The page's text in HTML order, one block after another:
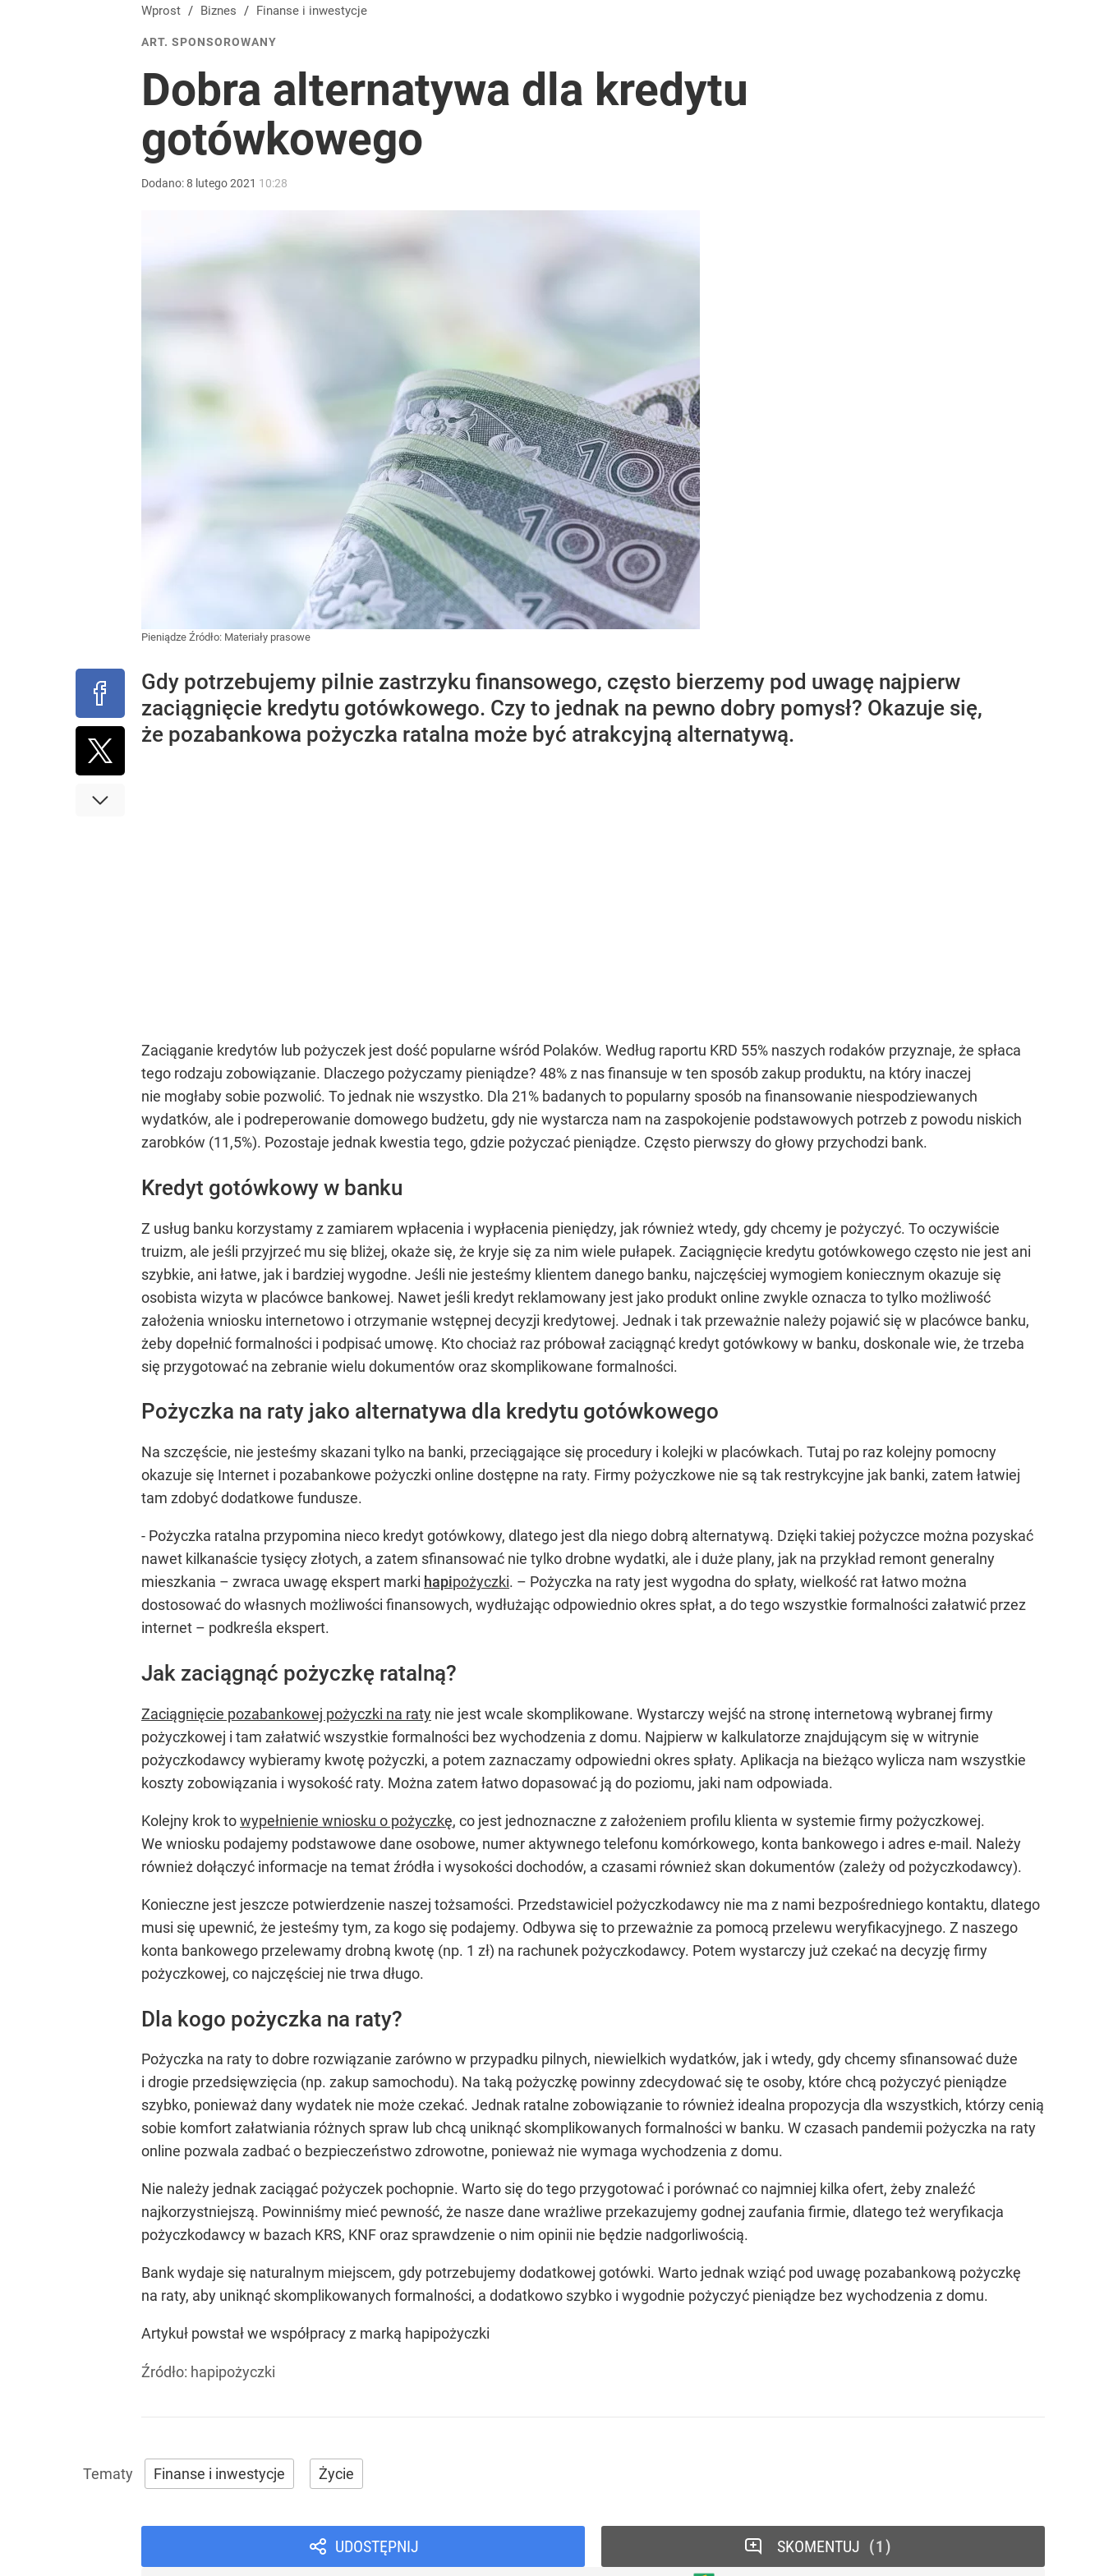
Wprost / Biznes / Finanse i inwestycje
ART. SPONSOROWANY
Dobra alternatywa dla kredytu
gotówkowego
Dodano:8 lutego2021 10:28
Pieniądze Źródło: Materiały prasowe
Gdy potrzebujemy pilnie zastrzyku finansowego, często bierzemy pod uwagę najpierw
zaciągnięcie kredytu gotówkowego. Czy to jednak na pewno dobry pomysł? Okazuje się,
że pozabankowa pożyczka ratalna może być atrakcyjną alternatywą.
Zaciąganie kredytów lub pożyczek jest dość popularne wśród Polaków. Według raportu KRD 55% naszych rodaków przyznaje, że spłaca
tego rodzaju zobowiązanie. Dlaczego pożyczamy pieniądze? 48% z nas finansuje w ten sposób zakup produktu, na który inaczej
nie mogłaby sobie pozwolić. To jednak nie wszystko. Dla 21% badanych to popularny sposób na finansowanie niespodziewanych
wydatków, ale i podreperowanie domowego budżetu, gdy nie wystarcza nam na zaspokojenie podstawowych potrzeb z powodu niskich
zarobków (11,5%). Pozostaje jednak kwestia tego, gdzie pożyczać pieniądze. Często pierwszy do głowy przychodzi bank.
Kredyt gotówkowy w banku
Z usług banku korzystamy z zamiarem wpłacenia i wypłacenia pieniędzy, jak również wtedy, gdy chcemy je pożyczyć. To oczywiście
truizm, ale jeśli przyjrzeć mu się bliżej, okaże się, że kryje się za nim wiele pułapek. Zaciągnięcie kredytu gotówkowego często nie jest ani
szybkie, ani łatwe, jak i bardziej wygodne. Jeśli nie jesteśmy klientem danego banku, najczęściej wymogiem koniecznym okazuje się
osobista wizyta w placówce bankowej. Nawet jeśli kredyt reklamowany jest jako produkt online zwykle oznacza to tylko możliwość
założenia wniosku internetowo i otrzymanie wstępnej decyzji kredytowej. Jednak i tak przeważnie należy pojawić się w placówce banku,
żeby dopełnić formalności i podpisać umowę. Kto chociaż raz próbował zaciągnąć kredyt gotówkowy w banku, doskonale wie, że trzeba
się przygotować na zebranie wielu dokumentów oraz skomplikowane formalności.
Pożyczka na raty jako alternatywa dla kredytu gotówkowego
Na szczęście, nie jesteśmy skazani tylko na banki, przeciągające się procedury i kolejki w placówkach. Tutaj po raz kolejny pomocny
okazuje się Internet i pozabankowe pożyczki online dostępne na raty. Firmy pożyczkowe nie są tak restrykcyjne jak banki, zatem łatwiej
tam zdobyć dodatkowe fundusze.
- Pożyczka ratalna przypomina nieco kredyt gotówkowy, dlatego jest dla niego dobrą alternatywą. Dzięki takiej pożyczce można pozyskać
nawet kilkanaście tysięcy złotych, a zatem sfinansować nie tylko drobne wydatki, ale i duże plany, jak na przykład remont generalny
mieszkania – zwraca uwagę ekspert marki hapipożyczki. – Pożyczka na raty jest wygodna do spłaty, wielkość rat łatwo można
dostosować do własnych możliwości finansowych, wydłużając odpowiednio okres spłat, a do tego wszystkie formalności załatwić przez
internet – podkreśla ekspert.
Jak zaciągnąć pożyczkę ratalną?
Zaciągnięcie pozabankowej pożyczki na raty nie jest wcale skomplikowane. Wystarczy wejść na stronę internetową wybranej firmy
pożyczkowej i tam załatwić wszystkie formalności bez wychodzenia z domu. Najpierw w kalkulatorze znajdującym się w witrynie
pożyczkodawcy wybieramy kwotę pożyczki, a potem zaznaczamy odpowiedni okres spłaty. Aplikacja na bieżąco wylicza nam wszystkie
koszty zobowiązania i wysokość raty. Można zatem łatwo dopasować ją do poziomu, jaki nam odpowiada.
Kolejny krok towypełnienie wniosku o pożyczkę, co jest jednoznaczne z założeniem profilu klienta w systemie firmy pożyczkowej.
We wniosku podajemy podstawowe dane osobowe, numer aktywnego telefonu komórkowego, konta bankowego i adres e-mail. Należy
również dołączyć informacje na temat źródła i wysokości dochodów, a czasami również skan dokumentów (zależy od pożyczkodawcy).
Konieczne jest jeszcze potwierdzenie naszej tożsamości. Przedstawiciel pożyczkodawcy nie ma z nami bezpośredniego kontaktu, dlatego
musi się upewnić, że jesteśmy tym, za kogo się podajemy. Odbywa się to przeważnie za pomocą przelewu weryfikacyjnego. Z naszego
konta bankowego przelewamy drobną kwotę (np. 1 zł) na rachunek pożyczkodawcy. Potem wystarczy już czekać na decyzję firmy
pożyczkowej, co najczęściej nie trwa długo.
Dla kogo pożyczka na raty?
Pożyczka na raty to dobre rozwiązanie zarówno w przypadku pilnych, niewielkich wydatków, jak i wtedy, gdy chcemy sfinansować duże
i drogie przedsięwzięcia (np. zakup samochodu). Na taką pożyczkę powinny zdecydować się te osoby, które chcą pożyczyć pieniądze
szybko, ponieważ dany wydatek nie może czekać. Jednak ratalne zobowiązanie to również idealna propozycja dla wszystkich, którzy cenią
sobie komfort załatwiania różnych spraw lub chcą uniknąć skomplikowanych formalności w banku. W czasach pandemii pożyczka na raty
online pozwala zadbać o bezpieczeństwo zdrowotne, ponieważ nie wymaga wychodzenia z domu.
Nie należy jednak zaciągać pożyczek pochopnie. Warto się do tego przygotować i porównać co najmniej kilka ofert, żeby znaleźć
najkorzystniejszą. Powinniśmy mieć pewność, że nasze dane wrażliwe przekazujemy godnej zaufania firmie, dlatego też weryfikacja
pożyczkodawcy w bazach KRS, KNF oraz sprawdzenie o nim opinii nie będzie nadgorliwością.
Bank wydaje się naturalnym miejscem, gdy potrzebujemy dodatkowej gotówki. Warto jednak wziąć pod uwagę pozabankową pożyczkę
na raty, aby uniknąć skomplikowanych formalności, a dodatkowo szybko i wygodnie pożyczyć pieniądze bez wychodzenia z domu.
Artykuł powstał we współpracy z marką hapipożyczki
Źródło: hapipożyczki
Finanse i inwestycje Życie
UDOSTĘPNIJ SKOMENTUJ 1